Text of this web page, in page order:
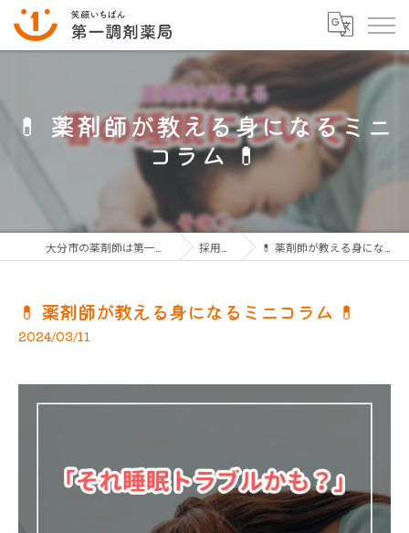
💊 薬剤師が教える身になるミニ
コラム 💊
採用ブログ 💊 薬剤師が教える身になるミニコラム 💊
💊 薬剤師が教える身になるミニコラム 💊
2024/03/11